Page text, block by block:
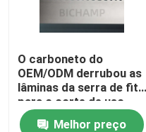
O carboneto do
OEM/ODM derrubou as
lâminas da serra de fita
para o corte de uso
geral do metal
Melhor preço